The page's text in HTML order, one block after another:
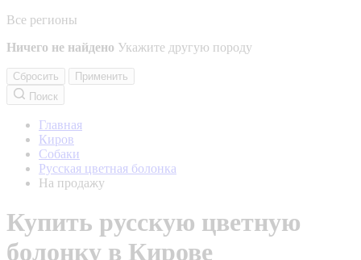
Все регионы
Ничего не найдено Укажите другую породу
Сбросить
Применить
Поиск
Главная
Киров
Собаки
Русская цветная болонка
На продажу
Купить русскую цветную
болонку в Кирове